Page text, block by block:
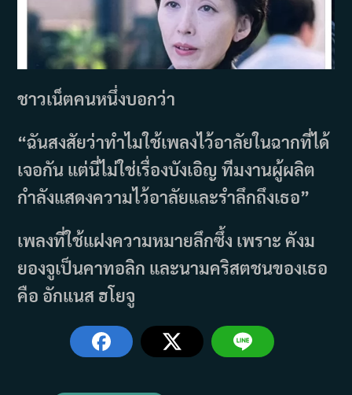
ชาวเน็ตคนหนึ่งบอกว่า
“ฉันสงสัยว่าทำไมใช้เพลงไว้อาลัยในฉากที่ได้
เจอกัน แต่นี่ไม่ใช่เรื่องบังเอิญ ทีมงานผู้ผลิต
กำลังแสดงความไว้อาลัยและรำลึกถึงเธอ”
เพลงที่ใช้แฝงความหมายลึกซึ้ง เพราะ คังม
ยองจูเป็นคาทอลิก และนามคริสตชนของเธอ
คือ อักแนส ฮโยจู